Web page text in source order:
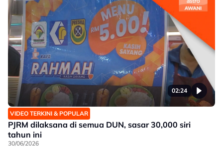
02:24
VIDEO TERKINI & POPULAR
PJRM dilaksana di semua DUN, sasar 30,000 siri
tahun ini
30/06/2026